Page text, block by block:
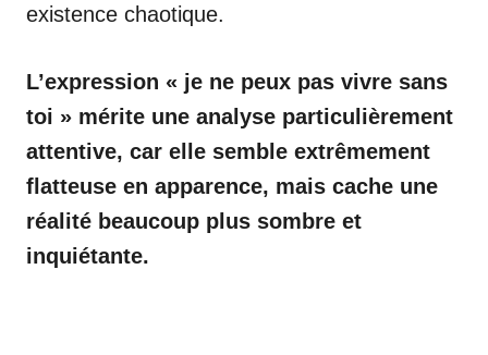
existence chaotique.
L’expression « je ne peux pas vivre sans
toi » mérite une analyse particulièrement
attentive, car elle semble extrêmement
flatteuse en apparence, mais cache une
réalité beaucoup plus sombre et
inquiétante.